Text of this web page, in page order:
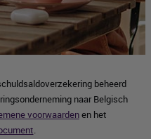
beheerd
naar Belgisch
voorwaardenen het